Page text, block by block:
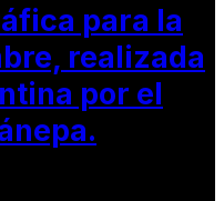
para la
realizada
por el